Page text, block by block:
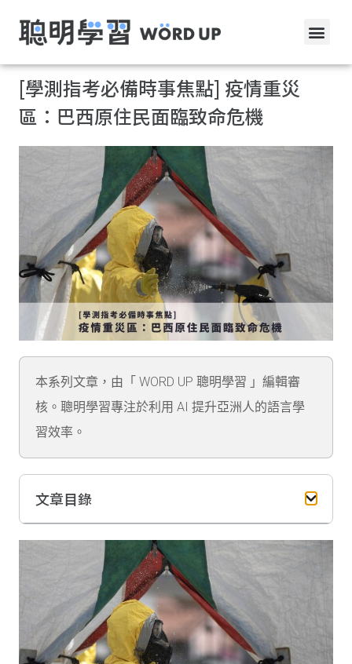
[學測指考必備時事焦點] 疫情重災
區：巴西原住民面臨致命危機
本系列文章，由「 WORD UP 聰明學習 」編輯審
核。聰明學習專注於利用 AI 提升亞洲人的語言學
習效率。
文章目錄